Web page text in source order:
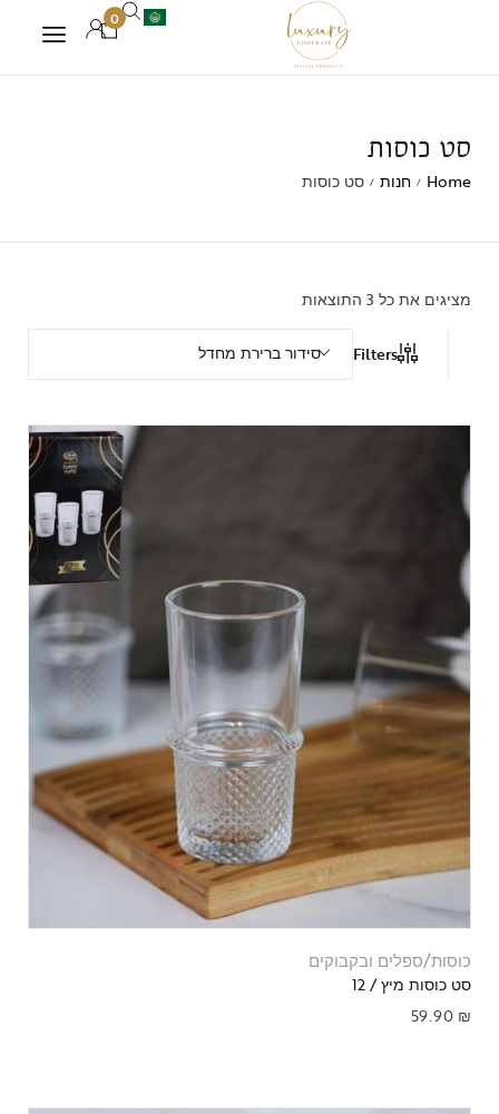
0
סט כוסות
Home
/ חנות / סט כוסות
מציגים את כל ⁦3⁩ התוצאות
Filters סידור ברירת מחדל
כוסות/ספלים ובקבוקים
סט כוסות מיץ / 12
59.90 ₪